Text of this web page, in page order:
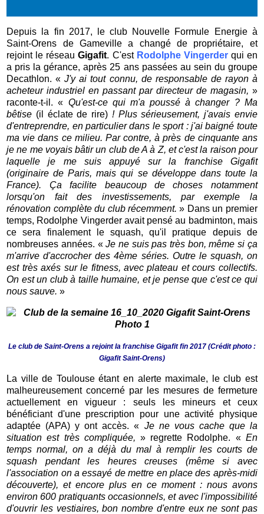
Depuis la fin 2017, le club Nouvelle Formule Energie à
Saint-Orens de Gameville a changé de propriétaire, et
rejoint le réseauGigafit. C'est Rodolphe Vingerderqui en
a pris la gérance, après 25 ans passées au sein du groupe
Decathlon. «J'y ai tout connu, de responsable de rayon à
acheteur industriel en passant par directeur de magasin, »
raconte-t-il. « Qu'est-ce qui m'a poussé à changer ? Ma
bêtise (il éclate de rire) ! Plus sérieusement, j'avais envie
d'entreprendre, en particulier dans le sport : j'ai baigné toute
ma vie dans ce milieu. Par contre, à près de cinquante ans
je ne me voyais bâtir un club de A à Z, et c'est la raison pour
laquelle je me suis appuyé sur la franchise Gigafit
(originaire de Paris, mais qui se développe dans toute la
France). Ça facilite beaucoup de choses notamment
lorsqu'on fait des investissements, par exemple la
rénovation complète du club récemment.» Dans un premier
temps, Rodolphe Vingerder avait pensé au badminton, mais
ce sera finalement le squash, qu'il pratique depuis de
nombreuses années. «Je ne suis pas très bon, même si ça
m'arrive d'accrocher des 4ème séries. Outre le squash, on
est très axés sur le fitness, avec plateau et cours collectifs.
On est un club à taille humaine, et je pense que c'est ce qui
nous sauve. »
Le club de Saint-Orens a rejoint la franchise Gigafit fin 2017 (Crédit photo :
Gigafit Saint-Orens)
La ville de Toulouse étant en alerte maximale, le club est
malheureusement concerné par les mesures de fermeture
actuellement en vigueur : seuls les mineurs et ceux
bénéficiant d'une prescription pour une activité physique
adaptée (APA) y ont accès. « Je ne vous cache que la
situation est très compliquée, » regrette Rodolphe. «En
temps normal, on a déjà du mal à remplir les courts de
squash pendant les heures creuses (même si avec
l'association on a essayé de mettre en place des après-midi
découverte), et encore plus en ce moment : nous avons
environ 600 pratiquants occasionnels, et avec l'impossibilité
d'ouvrir les vestiaires, bon nombre d'entre eux ne sont pas